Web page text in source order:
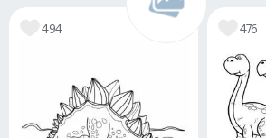
494 476